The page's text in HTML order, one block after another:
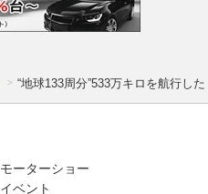
“地球133周分”533万キロを航行し
モーターショー
イベント